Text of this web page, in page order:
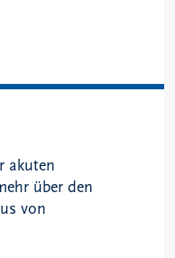
akuten
über den
von